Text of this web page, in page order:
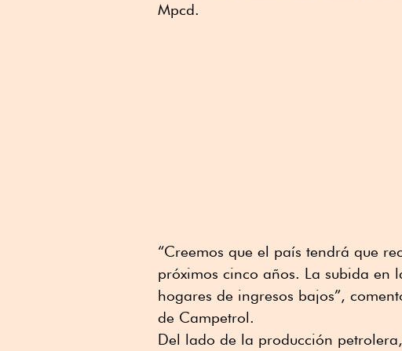
Mpcd.
“Creemos que el país tendrá que
próximos cinco años. La subida en
hogares de ingresos bajos”,
de Campetrol.
Del lado de la producción